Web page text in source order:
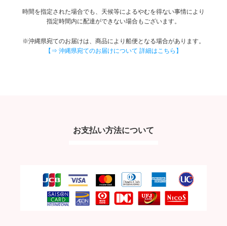
時間を指定された場合でも、天候等によるやむを得ない事情により
指定時間内に配達ができない場合もございます。
※沖縄県宛てのお届けは、商品により船便となる場合があります。
【⇒ 沖縄県宛てのお届けについて 詳細はこちら】
お支払い方法について